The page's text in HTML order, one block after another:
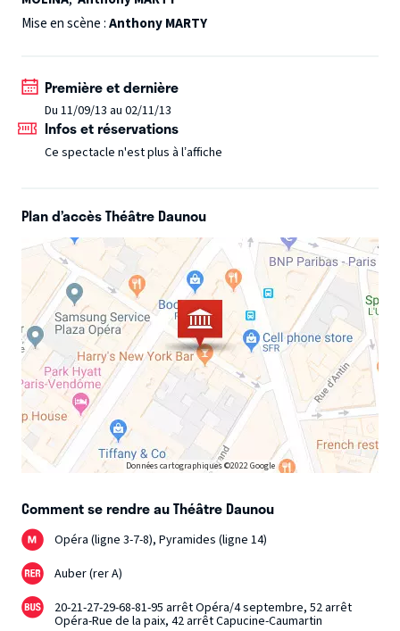
chaleur ça va être dur de le garder frais...
Mise en scène :Anthony MARTY
Première et dernière
Du 11/09/13 au 02/11/13
Infos et réservations
Ce spectacle n'est plus à l’affiche
Plan d’accès Théâtre Daunou
Données cartographiques ©2022 Google
Comment se rendre au Théâtre Daunou
Opéra (ligne 3-7-8), Pyramides (ligne 14)
Auber (rer A)
20-21-27-29-68-81-95 arrêt Opéra/4 septembre, 52 arrêt
Opéra-Rue de la paix, 42 arrêt Capucine-Caumartin